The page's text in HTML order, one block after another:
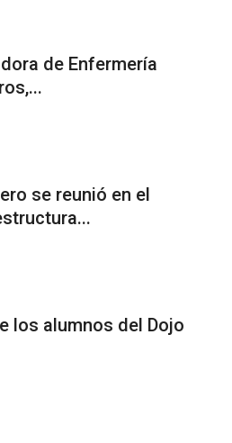
de Enfermería
se reunió en el
los alumnos del Dojo